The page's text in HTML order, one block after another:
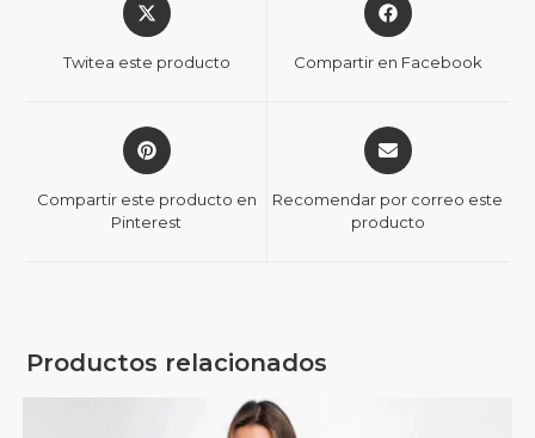
Twitea este producto Compartir en Facebook
Compartir este producto en
Pinterest
Recomendar por correo este
producto
Productos relacionados